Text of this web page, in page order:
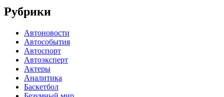
Рубрики
Автоновости
Автособытия
Автоспорт
Автоэксперт
Актеры
Аналитика
Баскетбол